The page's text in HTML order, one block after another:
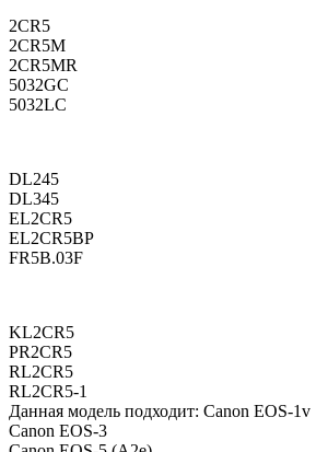
2CR5
2CR5M
2CR5MR
5032GC
5032LC
DL245
DL345
EL2CR5
EL2CR5BP
FR5B.03F
KL2CR5
PR2CR5
RL2CR5
RL2CR5-1
Данная модель подходит: Canon EOS-1v
Canon EOS-3